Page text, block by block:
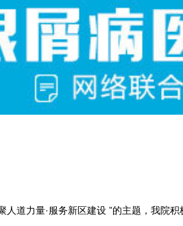
力量·服务新区建设 ”的主题，我院